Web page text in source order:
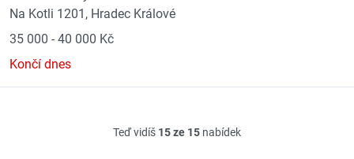
Na Kotli 1201, Hradec Králové
35 000 - 40 000 Kč
Končí dnes
Teď vidíš 15 ze 15 nabídek